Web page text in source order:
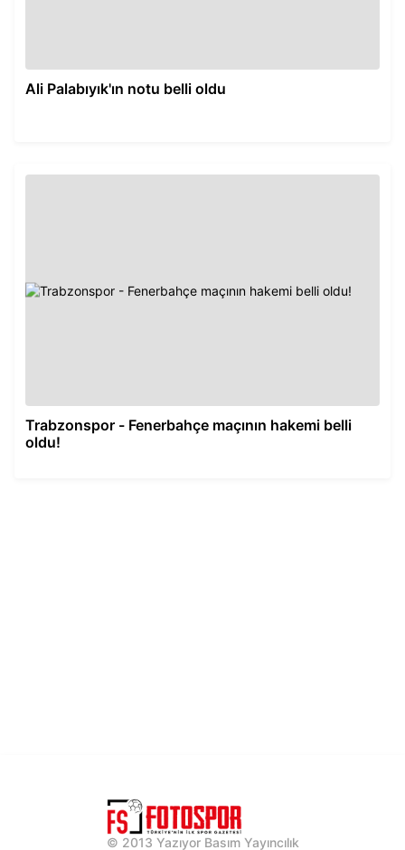
Ali Palabıyık'ın notu belli oldu
Trabzonspor - Fenerbahçe maçının hakemi belli
oldu!
© 2013 Yazıyor Basım Yayıncılık